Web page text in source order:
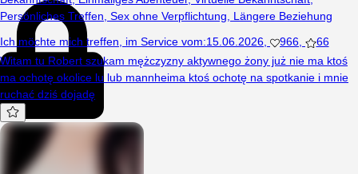
Persönliches Treffen, Sex ohne Verpflichtung, Längere Beziehung
Ich möchte mich treffen, im Service vom:15.06.2026, 966,
66
Witam tu Robert szukam mężczyzny aktywnego żony już nie ma ktoś
ma ochotę okolice lu lub mannheima ktoś ochotę na spotkanie i mnie
ruchać dziś dojadę